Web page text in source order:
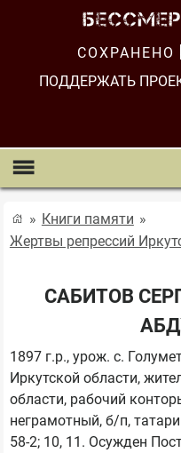
СОХРАНЕНО
ПОДДЕРЖАТЬ
Книги памяти
Жертвы репрессий
САБИТОВ
1897 г.р., урож. с.
Иркутской области,
области, рабочий
неграмотный, б/п,
58-2; 10, 11. Осужден